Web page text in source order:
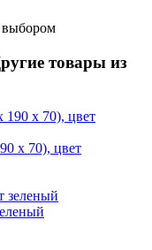
выбором
товары из
х 70), цвет